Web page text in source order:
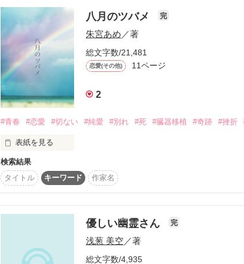
簡単感想「怖い」ふるって参加してください。
19.04.24.映画化ですか？(爆嬉)
絵コンテが難しそう。YouTubeや音だけのCDドラマでも大歓
真面目なオファーよろしくお願いいたします。
令和２日、ジャンルは少女漫画でも「パノラマ島奇譚©江戸川
作品を読む
八月のツバメ 完
朱宮あめ ／著
総文字数/21,481
恋愛(その他) 11ページ
2
#青春 #恋愛 #切ない #純愛 #別れ #死 #臓器移植 #奇跡 #挫折
表紙を見る
運命とは、まるで真昼の雷のように突然で、夢のように儚い
検索結果
タイトル
キーワード 作家名
優しい幽霊さん 完
浅葱 美空／著
総文字数/4,935